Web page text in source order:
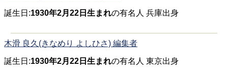
誕生日:1930年2月22日生まれの有名人 兵庫出身
木滑 良久(きなめり よしひさ) 編集者
誕生日:1930年2月22日生まれの有名人 東京出身